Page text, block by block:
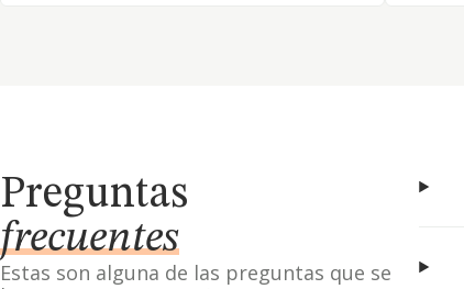
Preguntas
frecuentes
Estas son alguna de las preguntas que se